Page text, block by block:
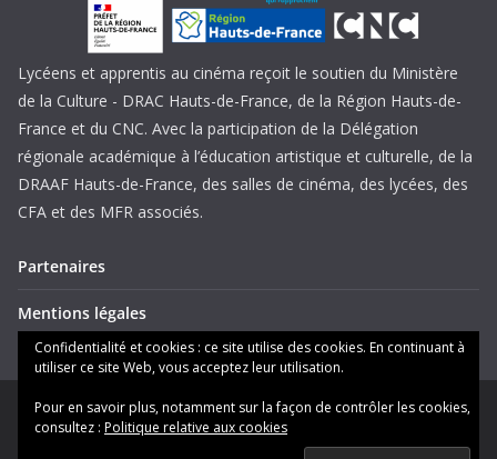
Lycéens et apprentis au cinéma reçoit le soutien du Ministère
de la Culture - DRAC Hauts-de-France, de la Région Hauts-de-
France et du CNC. Avec la participation de la Délégation
régionale académique à l’éducation artistique et culturelle, de la
DRAAF Hauts-de-France, des salles de cinéma, des lycées, des
CFA et des MFR associés.
Partenaires
Mentions légales
Copyright © 2026 Lycéens et apprentis au cinéma Hauts-de-
. Tous droits réservés.
Confidentialité et cookies : ce site utilise des cookies. En continuant à
utiliser ce site Web, vous acceptez leur utilisation.
Pour en savoir plus, notamment sur la façon de contrôler les cookies,
consultez : Politique relative aux cookies